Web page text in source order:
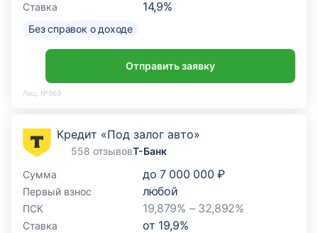
Ставка 14,9%
Без справок о доходе
Отправить заявку
Лиц. №963
Кредит «Под залог авто»
558 отзывовТ-Банк
Сумма
до 7 000 000 ₽
Первый взнос любой
ПСК 19,879% – 32,892%
Ставка от 19,9%